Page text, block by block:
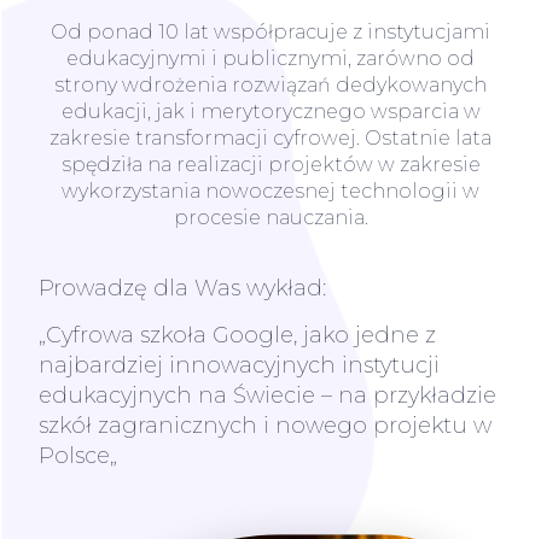
Od ponad 10 lat współpracuje z instytucjami
edukacyjnymi i publicznymi, zarówno od
strony wdrożenia rozwiązań dedykowanych
edukacji, jak i merytorycznego wsparcia w
zakresie transformacji cyfrowej. Ostatnie lata
spędziła na realizacji projektów w zakresie
wykorzystania nowoczesnej technologii w
procesie nauczania.
Prowadzę dla Was wykład:
„Cyfrowa szkoła Google, jako jedne z
najbardziej innowacyjnych instytucji
edukacyjnych na Świecie – na przykładzie
szkół zagranicznych i nowego projektu w
Polsce„